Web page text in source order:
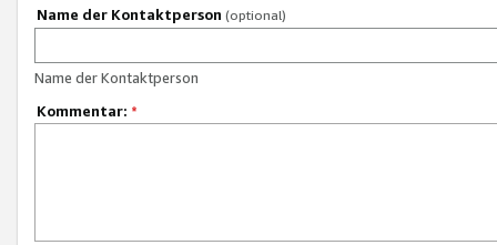
Name der Kontaktperson (optional)
Name der Kontaktperson
Kommentar: *